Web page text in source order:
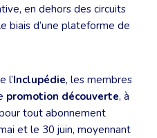
en dehors des circuits
biais d’une plateforme de
l’Inclupédie, les membres
promotion découverte, à
tout abonnement
et le 30 juin, moyennant